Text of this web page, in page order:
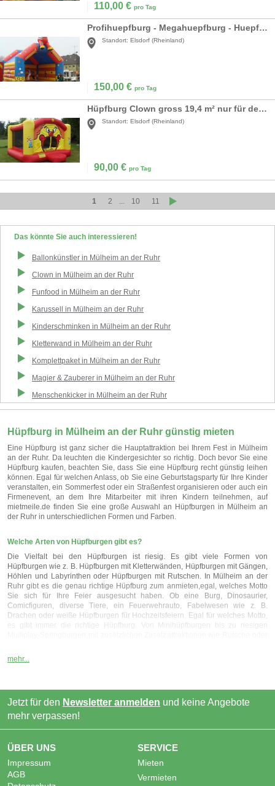
110,00 € pro Tag
Profihuepfburg - Megahuepfburg - Huepfburg
Standort: Elsdorf (Rheinland)
150,00 € pro Tag
Hüpfburg Clown gross 19,4 m² nur für den privaten Gebrauch - Hüpfburgen - Springburgen
Standort: Elsdorf (Rheinland)
90,00 € pro Tag
1 2 ... 10 11
Das könnte Sie auch interessieren!
Ballonkünstler in Mülheim an der Ruhr
Clown in Mülheim an der Ruhr
Funfood in Mülheim an der Ruhr
Karussell
in Mülheim an der Ruhr
Kinderschminken in Mülheim an der Ruhr
Kletterwand in Mülheim an der Ruhr
Komplettpaketin Mülheim an der Ruhr
Magier & Zauberer in Mülheim an der Ruhr
Menschenkicker in Mülheim an der Ruhr
Hüpfburg in Mülheim an der Ruhr günstig mieten
Eine Hüpfburg ist ganz sicher die Hauptattraktion bei Ihrem Fest in Mülheim
an der Ruhr. Da leuchten die Kindergesichter so richtig. Doch bevor Sie eine
Hüpfburg kaufen, beachten Sie, dass Sie eine Hüpfburg recht günstig leihen
können. Egal für welchen Anlass, ob Sie eine Geburtstagsparty für Ihre Kinder
veranstalten, ein Sommerfest oder ein Straßenfest organisieren oder auch ein
Firmenevent, an dem Ihre Mitarbeiter mit ihren Kindern teilnehmen, auf
mietmeile.de finden Sie eine große Auswahl an Hüpfburgen in Mülheim an
der Ruhr in unterschiedlichen Formen und Farben.
Welche Arten von Hüpfburgen gibt es?
Die Vielfalt bei den Hüpfburgen ist riesig. Es gibt viele Formen von
Hüpfburgen wie z. B. Hüpfburgen mit Kletterwänden, Hüpfburgen mit Gängen,
Höhlen und Labyrinthen oder Hüpfburgen mit Rutschen. In Mülheim an der
Ruhr gibt es die genau richtige Hüpfburg zum anmieten,egal, welches Motto
Sie sich für Ihre Feier ausgesucht haben. Ob eine Burg, Dinosaurier,
Comicfiguren, diverse Tiere, ein Feuerwehrauto, Fabelwesen wie z. B.
Drachen oder weiße Hüpfburgen für Hochzeitsfeiern. Egal für welches Motto,
es gibt immer die richtige Hüpfburg. Von Minihüpfburgen bis zu riesigen
farbenreichen, eindrucksvollen Spielburgen nicht blenden. Was Sie auf jeden
Fall beachten müssen, ist die Stellfläche der Hüpfburg. Es macht keinen Sinn,
sprechen das mit dem Vermieter ab. Oft informieren die Verleiher schon in den
Inseraten über die benötigte Fläche. Wenn Sie wissen, es kommen 100
Kinder, dann sollten Sie keine kleine Hüpfburg mieten, das führt
höchstwahrscheinlich zu Streitereien. Bei einem Kindergeburstag mit wenigen
Teilnehmern sollte die Hüpfburg dagegen nicht extrem groß. Bringen Sie
mehr...
Jetzt für den Newsletter anmelden und keine Angebote
mehr verpassen!
ÜBER UNS
Impressum
AGB
SERVICE
Mieten
Vermieten